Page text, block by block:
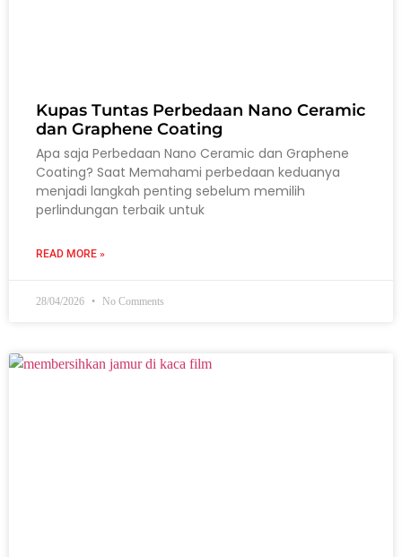
Kupas Tuntas Perbedaan Nano Ceramic
dan Graphene Coating
Apa saja Perbedaan Nano Ceramic dan Graphene
Coating? Saat Memahami perbedaan keduanya
menjadi langkah penting sebelum memilih
perlindungan terbaik untuk
READ MORE »
28/04/2026 No Comments